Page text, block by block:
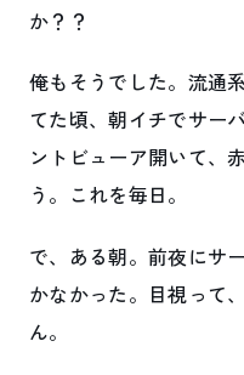
か？？
俺もそうでした。流通
てた頃、朝イチでサー
ントビューア開いて、
う。これを毎日。
で、ある朝。前夜にサ
かなかった。目視って
ん。